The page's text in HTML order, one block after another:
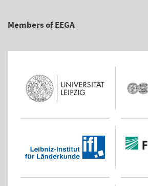
Members of EEGA